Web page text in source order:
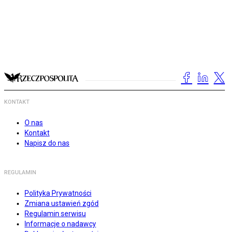
KONTAKT
O nas
Kontakt
Napisz do nas
REGULAMIN
Polityka Prywatności
Zmiana ustawień zgód
Regulamin serwisu
Informacje o nadawcy